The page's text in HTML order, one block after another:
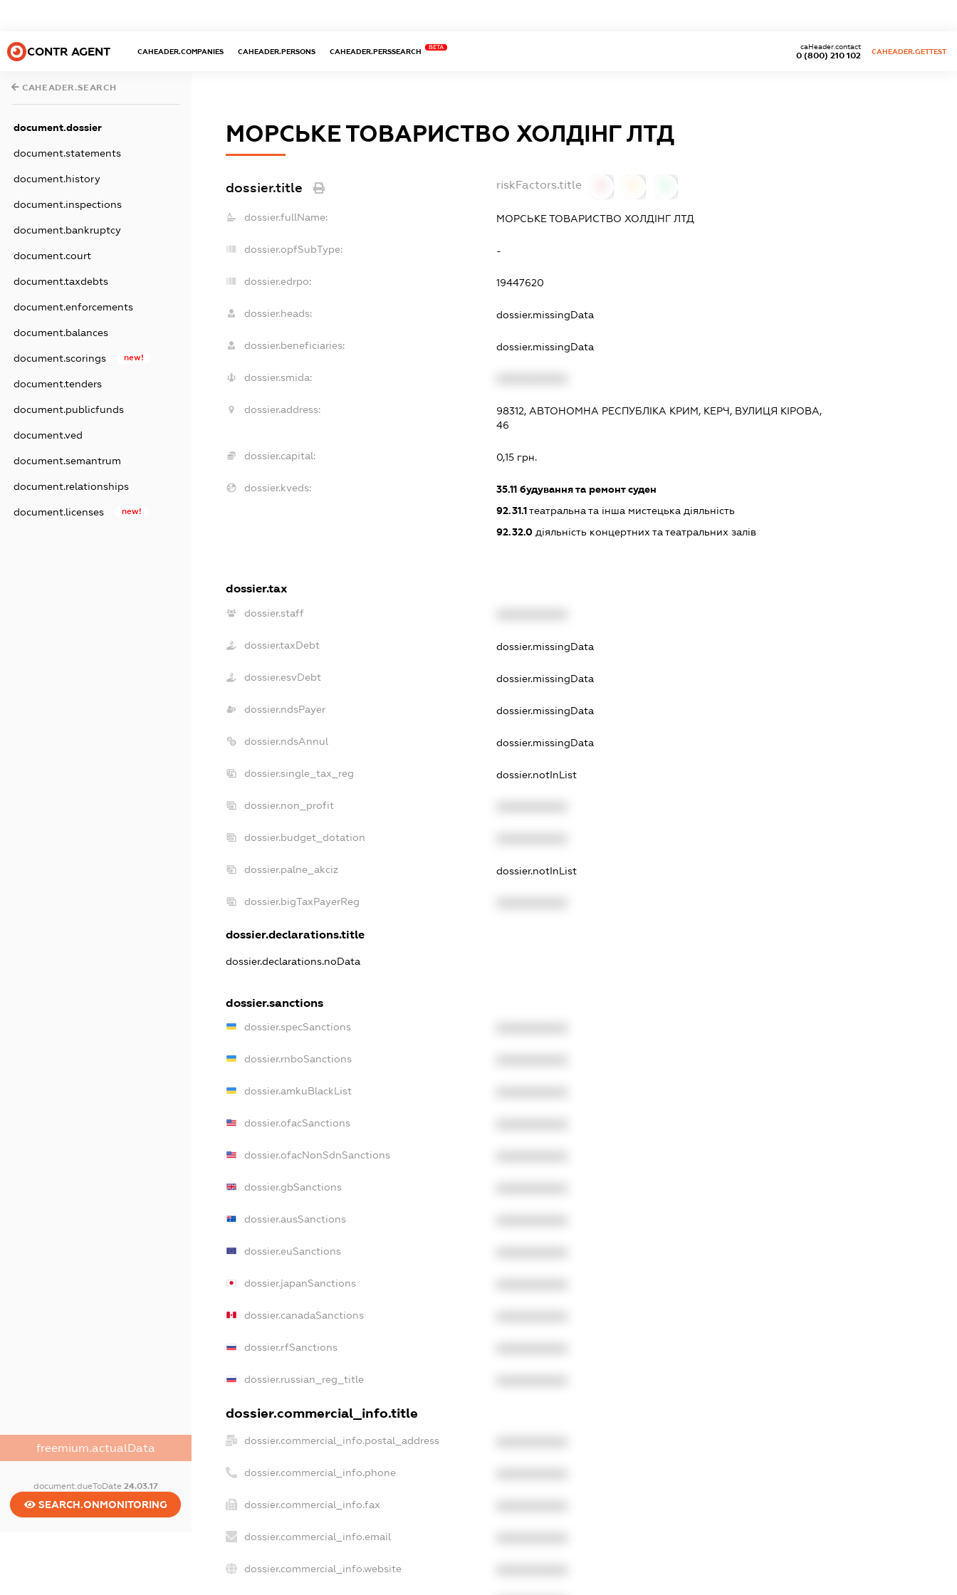
CONTR AGENT CAHEADER.COMPANIES CAHEADER.PERSONS CAHEADER.PERSSEARCH
BETA
0 (800) 210 102
caHeader.contact
CAHEADER.GETTEST
CAHEADER.SEARCH
document.dossier
document.statements
document.history
document.inspections
document.bankruptcy
document.court
document.taxdebts
document.enforcements
document.balances
document.scorings new!
document.tenders
document.publicfunds
document.ved
document.semantrum
document.relationships
document.licenses new!
freemium.actualData
document.dueToDate 24.03.17
SEARCH.ONMONITORING
МОРСЬКЕ ТОВАРИСТВО ХОЛДІНГ ЛТД
dossier.title riskFactors.title
dossier.fullName: МОРСЬКЕ ТОВАРИСТВО ХОЛДІНГ ЛТД
dossier.opfSubType: -
dossier.edrpo: 19447620
dossier.heads: dossier.missingData
dossier.beneficiaries: dossier.missingData
dossier.smida:
dossier.address:
98312, АВТОНОМНА РЕСПУБЛІКА КРИМ, КЕРЧ, ВУЛИЦЯ КІРОВА,
46
dossier.capital: 0,15 грн.
dossier.kveds: 35.11будування та ремонт суден
92.31.1театральна та інша мистецька діяльність
92.32.0діяльність концертних та театральних залів
dossier.tax
dossier.staff
dossier.taxDebt dossier.missingData
dossier.esvDebt dossier.missingData
dossier.ndsPayer dossier.missingData
dossier.ndsAnnul dossier.missingData
dossier.single_tax_reg dossier.notInList
dossier.non_profit
dossier.budget_dotation
dossier.palne_akciz dossier.notInList
dossier.bigTaxPayerReg
dossier.declarations.title
dossier.declarations.noData
dossier.sanctions
dossier.specSanctions
dossier.rnboSanctions
dossier.amkuBlackList
dossier.ofacSanctions
dossier.ofacNonSdnSanctions
dossier.gbSanctions
dossier.ausSanctions
dossier.euSanctions
dossier.japanSanctions
dossier.canadaSanctions
dossier.rfSanctions
dossier.russian_reg_title
dossier.commercial_info.title
dossier.commercial_info.postal_address
dossier.commercial_info.phone
dossier.commercial_info.fax
dossier.commercial_info.email
dossier.commercial_info.website